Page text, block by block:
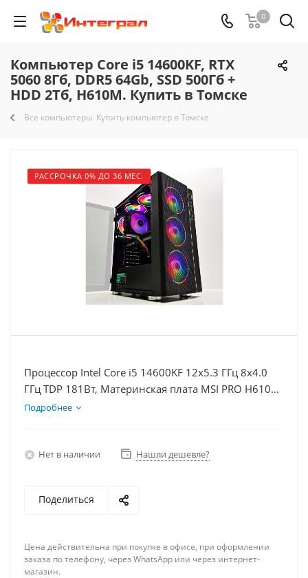
0
Компьютер Core i5 14600KF, RTX
5060 8Гб, DDR5 64Gb, SSD 500Гб +
HDD 2Тб, H610M. Купить в Томске
Все компьютеры. Купить компьютер в Томске
РАССРОЧКА 0% ДО 36 МЕС.
Процессор Intel Core i5 14600KF 12x5.3 ГГц 8x4.0
ГГц TDP 181Вт, Материнская плата MSI PRO H610M-
E D5, Видеокарта RTX 5060 8Гб, Память
Подробнее
Нет в наличии Нашли дешевле?
Поделиться
Цена действительна при покупке в офисе, при оформлении
заказа по телефону, через WhatsApp или через интернет-
магазин.